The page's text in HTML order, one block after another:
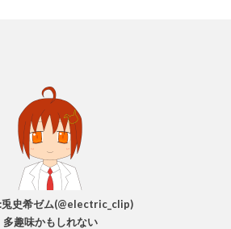
兎史希ゼム(@electric_clip)
多趣味かもしれない